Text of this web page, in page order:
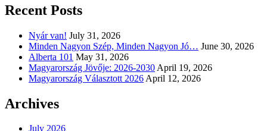
Recent Posts
Nyár van! July 31, 2026
Minden Nagyon Szép, Minden Nagyon Jó… June 30, 2026
Alberta 101 May 31, 2026
Magyarország Jövője: 2026-2030 April 19, 2026
Magyarország Választott 2026 April 12, 2026
Archives
July 2026